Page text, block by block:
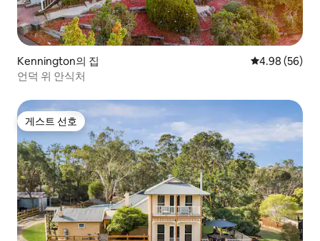
Kennington의 집 평점 4.98점(5
4.98 (56)
언덕 위 안식처
게스트 선호
게스트 선호